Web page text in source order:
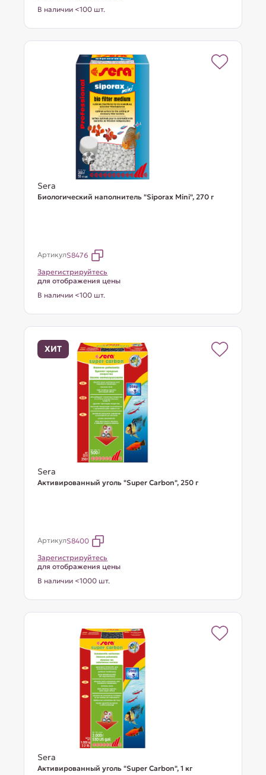
В наличии <100 шт.
Sera
Биологический наполнитель "Siporax Mini", 270 г
АртикулS8476
Зарегистрируйтесь
для отображения цены
В наличии <100 шт.
ХИТ
Sera
Активированный уголь "Super Carbon", 250 г
АртикулS8400
Зарегистрируйтесь
для отображения цены
В наличии <1000 шт.
Sera
Активированный уголь "Super Carbon", 1 кг